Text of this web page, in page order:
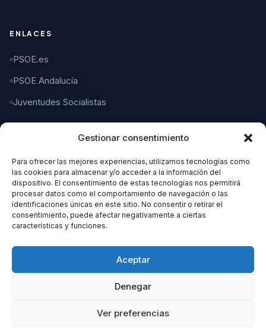
Gestionar consentimiento
Para ofrecer las mejores experiencias, utilizamos tecnologías como
las cookies para almacenar y/o acceder a la información del
dispositivo. El consentimiento de estas tecnologías nos permitirá
procesar datos como el comportamiento de navegación o las
identificaciones únicas en este sitio. No consentir o retirar el
consentimiento, puede afectar negativamente a ciertas
características y funciones.
Aceptar
Denegar
Ver preferencias
ENLACES
PSOE.es
PSOE Andalucía
Juventudes Socialistas
C/ Gaspar del Pino, 4
11004 Cádiz
956 21 21 21
© 2026 PSOE Cádiz. Todos los derechos reservados.